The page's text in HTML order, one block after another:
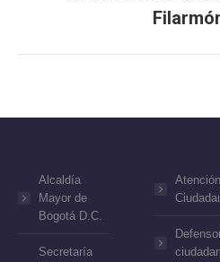
Alcaldía
Mayor de
Bogotá D.C.
Secretaría